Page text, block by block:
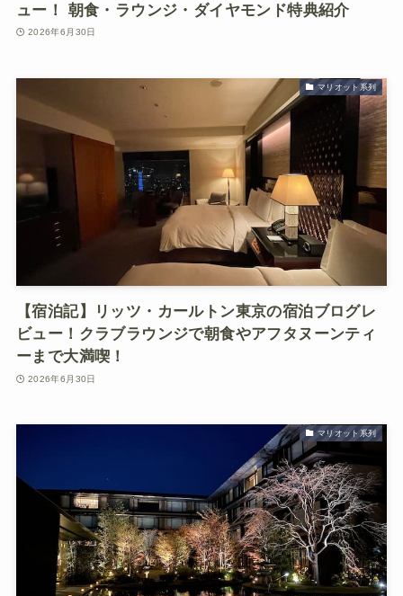
ュー！ 朝食・ラウンジ・ダイヤモンド特典紹介
2026年6月30日
マリオット系列
【宿泊記】リッツ・カールトン東京の宿泊ブログレ
ビュー！クラブラウンジで朝食やアフタヌーンティ
ーまで大満喫！
2026年6月30日
マリオット系列